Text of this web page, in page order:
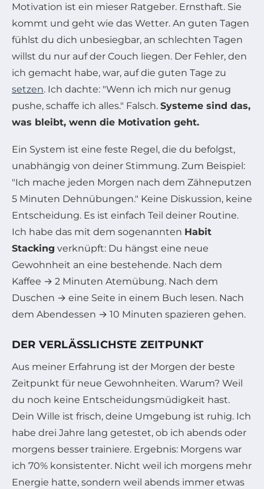
Motivation ist ein mieser Ratgeber. Ernsthaft. Sie
kommt und geht wie das Wetter. An guten Tagen
fühlst du dich unbesiegbar, an schlechten Tagen
willst du nur auf der Couch liegen. Der Fehler, den
ich gemacht habe, war, auf die guten Tage zu
setzen. Ich dachte: "Wenn ich mich nur genug
pushe, schaffe ich alles." Falsch. Systeme sind das,
was bleibt, wenn die Motivation geht.
Ein System ist eine feste Regel, die du befolgst,
unabhängig von deiner Stimmung. Zum Beispiel:
"Ich mache jeden Morgen nach dem Zähneputzen
5 Minuten Dehnübungen." Keine Diskussion, keine
Entscheidung. Es ist einfach Teil deiner Routine.
Ich habe das mit dem sogenannten Habit
Stacking verknüpft: Du hängst eine neue
Gewohnheit an eine bestehende. Nach dem
Kaffee → 2 Minuten Atemübung. Nach dem
Duschen → eine Seite in einem Buch lesen. Nach
dem Abendessen → 10 Minuten spazieren gehen.
DER VERLÄSSLICHSTE ZEITPUNKT
Aus meiner Erfahrung ist der Morgen der beste
Zeitpunkt für neue Gewohnheiten. Warum? Weil
du noch keine Entscheidungsmüdigkeit hast.
Dein Wille ist frisch, deine Umgebung ist ruhig. Ich
habe drei Jahre lang getestet, ob ich abends oder
morgens besser trainiere. Ergebnis: Morgens war
ich 70% konsistenter. Nicht weil ich morgens mehr
Energie hatte, sondern weil abends immer etwas